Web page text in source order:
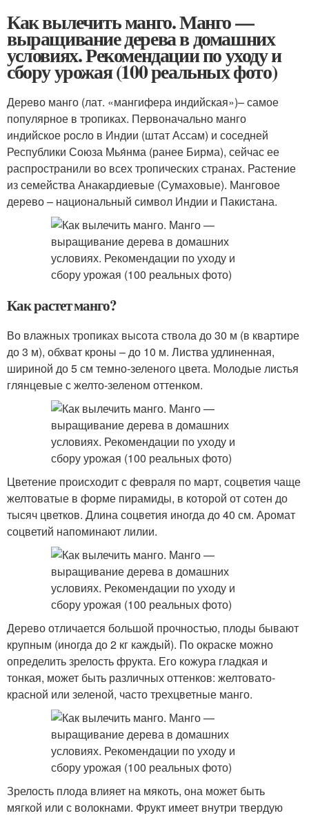
Как вылечить манго. Манго —
выращивание дерева в домашних
условиях. Рекомендации по уходу и
сбору урожая (100 реальных фото)
Дерево манго (лат. «мангифера индийская»)– самое
популярное в тропиках. Первоначально манго
индийское росло в Индии (штат Ассам) и соседней
Республики Союза Мья́нма (ранее Бирма), сейчас ее
распространили во всех тропических странах. Растение
из семейства Анакардиевые (Сумаховые). Манговое
дерево – национальный символ Индии и Пакистана.
Как растет манго?
Во влажных тропиках высота ствола до 30 м (в квартире
до 3 м), обхват кроны – до 10 м. Листва удлиненная,
шириной до 5 см темно-зеленого цвета. Молодые листья
глянцевые с желто-зеленом оттенком.
Цветение происходит с февраля по март, соцветия чаще
желтоватые в форме пирамиды, в которой от сотен до
тысяч цветков. Длина соцветия иногда до 40 см. Аромат
соцветий напоминают лилии.
Дерево отличается большой прочностью, плоды бывают
крупным (иногда до 2 кг каждый). По окраске можно
определить зрелость фрукта. Его кожура гладкая и
тонкая, может быть различных оттенков: желтовато-
красной или зеленой, часто трехцветные манго.
Зрелость плода влияет на мякоть, она может быть
мягкой или с волокнами. Фрукт имеет внутри твердую